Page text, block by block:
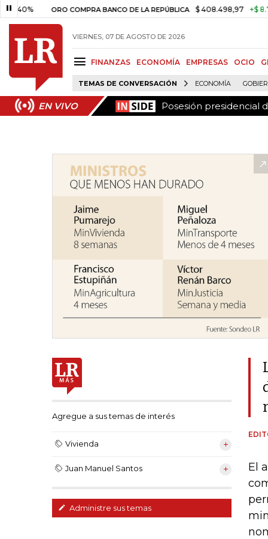
ORO COMPRA BANCO DE LA REPÚBLICA $ 408.498,97 +$ 8.753,81
VIERNES, 07 DE AGOSTO DE 2026
FINANZAS ECONOMÍA EMPRESAS OCIO
TEMAS DE CONVERSACIÓN ECONOMÍA
EN VIVO Posesión presidencial
EN VIVO Posesión presidencial
Agregue a sus temas de interés
Vivienda
Juan Manuel Santos
Administre sus temas
El